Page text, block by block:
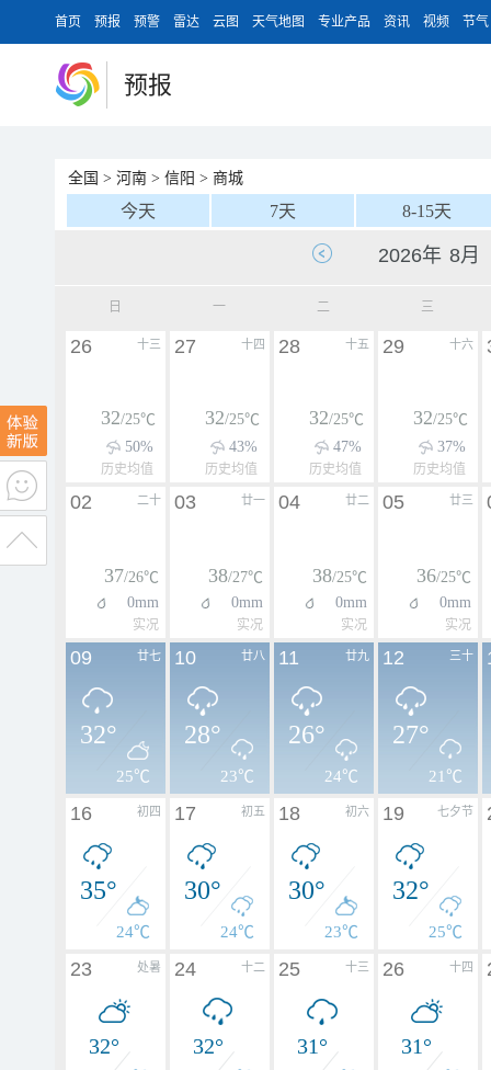
首页 预报 预警 雷达 云图 天气地图 专业产品 资讯 视频 节气
预报
全国 > 河南 > 信阳 > 商城
今天 7天 8-15天
日 一 二 三
十三
26
32/25℃
50%
历史均值
十四
27
32/25℃
43%
历史均值
十五
28
32/25℃
47%
历史均值
十六
29
32/25℃
37%
历史均值
二十
02
37/26℃
0mm
实况
廿一
03
38/27℃
0mm
实况
廿二
04
38/25℃
0mm
实况
廿三
05
36/25℃
0mm
实况
廿七
09
32°
25℃
廿八
10
28°
23℃
廿九
11
26°
24℃
三十
12
27°
21℃
初四
16
35°
24℃
初五
17
30°
24℃
初六
18
30°
23℃
七夕节
19
32°
25℃
处暑
23
32°
十二
24
32°
十三
25
31°
十四
26
31°